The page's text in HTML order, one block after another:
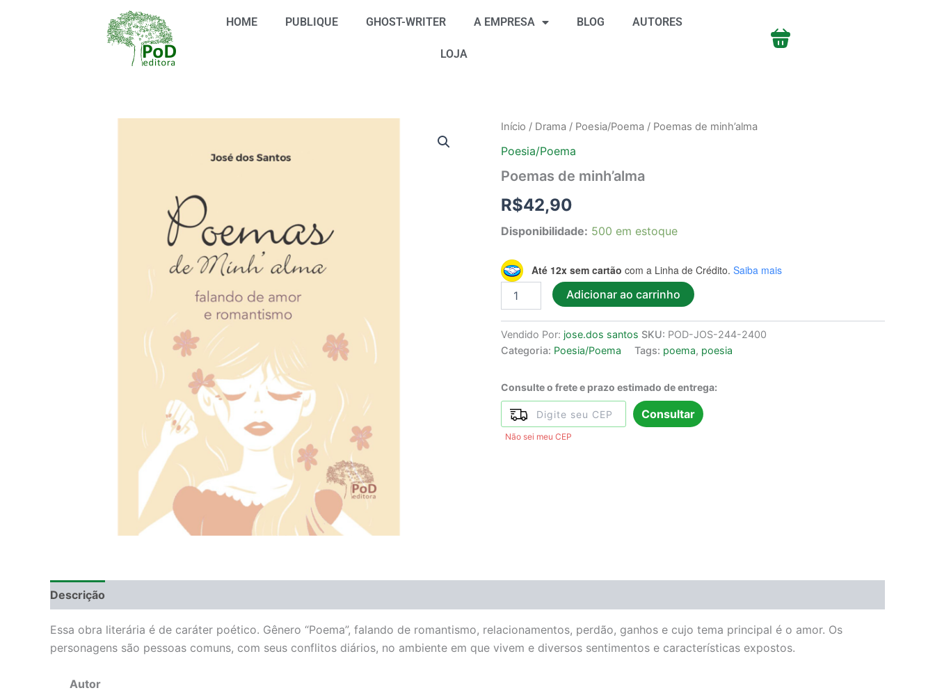
HOME PUBLIQUE GHOST-WRITER A EMPRESA BLOG AUTORES
LOJA
Início / Drama / Poesia/Poema / Poemas de minh’alma
Poesia/Poema
Poemas de minh’alma
R$42,90
Disponibilidade: 500 em estoque
Até 12x sem cartão com a Linha de Crédito. Saiba mais
Poemas
minh'alma
Adicionar ao carrinho
Vendido Por: jose.dos santos SKU: POD-JOS-244-2400
Categoria: Poesia/Poema Tags: poema, poesia
Consulte o frete e prazo estimado de entrega:
Consultar
Não sei meu CEP
Descrição
Essa obra literária é de caráter poético. Gênero “Poema”, falando de romantismo, relacionamentos, perdão, ganhos e cujo tema principal é o amor. Os
personagens são pessoas comuns, com seus conflitos diários, no ambiente em que vivem e diversos sentimentos e características expostos.
Autor